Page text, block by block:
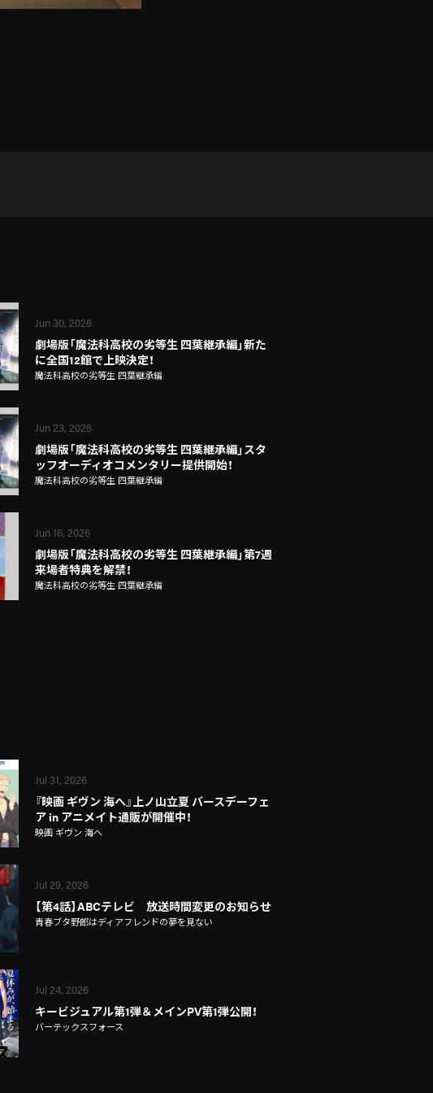
Jun 30, 2026
劇場版「魔法科高校の劣等生 四葉継承編」新た
に全国12館で上映決定！
魔法科高校の劣等生 四葉継承編
Jun 23, 2026
劇場版「魔法科高校の劣等生 四葉継承編」スタ
ッフオーディオコメンタリー提供開始！
魔法科高校の劣等生 四葉継承編
Jun 16, 2026
劇場版「魔法科高校の劣等生 四葉継承編」第7週
来場者特典を解禁！
魔法科高校の劣等生 四葉継承編
Jul 31, 2026
『映画 ギヴン 海へ』上ノ山立夏 バースデーフェ
ア in アニメイト通販が開催中！
映画 ギヴン 海へ
Jul 29, 2026
【第4話】ABCテレビ 放送時間変更のお知らせ
青春ブタ野郎はディアフレンドの夢を見ない
Jul 24, 2026
キービジュアル第1弾＆メインPV第1弾公開！
バーテックスフォース